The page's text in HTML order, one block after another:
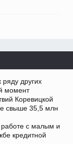
ряду других
момент
Коревицкой
свыше 35,5 млн
работе с малым и
кредитной